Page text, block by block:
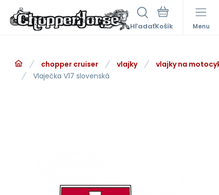
Hľadať Menu
chopper cruiser vlajky
vlajky na
Vlaječka V17 slovenská